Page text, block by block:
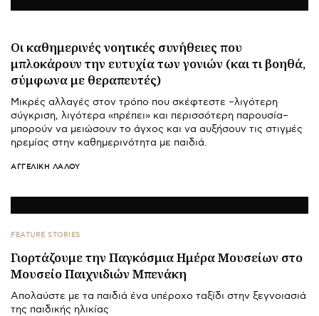
Οι καθημερινές νοητικές συνήθειες που
μπλοκάρουν την ευτυχία των γονιών (και τι βοηθά,
σύμφωνα με θεραπευτές)
Μικρές αλλαγές στον τρόπο που σκέφτεστε –λιγότερη
σύγκριση, λιγότερα «πρέπει» και περισσότερη παρουσία–
μπορούν να μειώσουν το άγχος και να αυξήσουν τις στιγμές
ηρεμίας στην καθημερινότητα με παιδιά.
ΑΓΓΕΛΙΚΉ ΛΆΛΟΥ
FEATURE STORIES
Γιορτάζουμε την Παγκόσμια Ημέρα Μουσείων στο
Μουσείο Παιχνιδιών Μπενάκη
Απολαύστε με τα παιδιά ένα υπέροχο ταξίδι στην ξεγνοιασιά
της παιδικής ηλικίας